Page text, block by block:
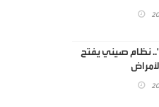
نظام صيني يفتح